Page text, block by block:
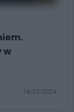
w
16/03/2024